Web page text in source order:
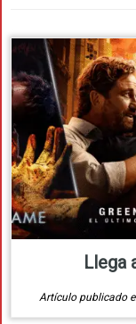
Llega
Artículo publicado